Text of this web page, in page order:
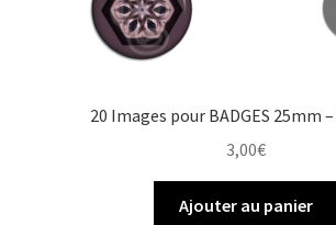
20 Images pour BADGES 25mm
3,00€
Ajouter au panier